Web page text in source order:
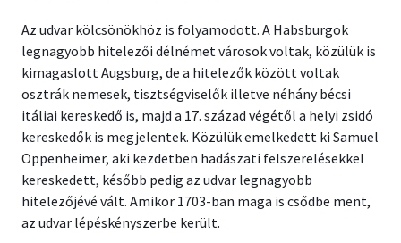
Az udvar kölcsönökhöz is folyamodott. A Habsburgok
legnagyobb hitelezői délnémet városok voltak, közülük is
kimagaslott Augsburg, de a hitelezők között voltak
osztrák nemesek, tisztségviselők illetve néhány bécsi
itáliai kereskedő is, majd a 17. század végétől a helyi zsidó
kereskedők is megjelentek. Közülük emelkedett ki Samuel
Oppenheimer, aki kezdetben hadászati felszerelésekkel
kereskedett, később pedig az udvar legnagyobb
hitelezőjévé vált. Amikor 1703-ban maga is csődbe ment,
az udvar lépéskényszerbe került.